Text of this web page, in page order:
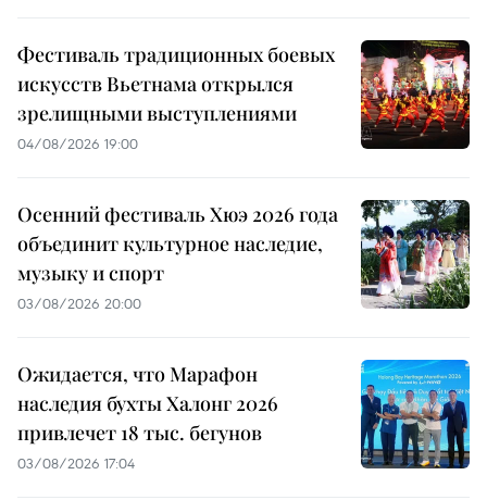
Фестиваль традиционных боевых
искусств Вьетнама открылся
зрелищными выступлениями
04/08/2026 19:00
Осенний фестиваль Хюэ 2026 года
объединит культурное наследие,
музыку и спорт
03/08/2026 20:00
Ожидается, что Марафон
наследия бухты Халонг 2026
привлечет 18 тыс. бегунов
03/08/2026 17:04